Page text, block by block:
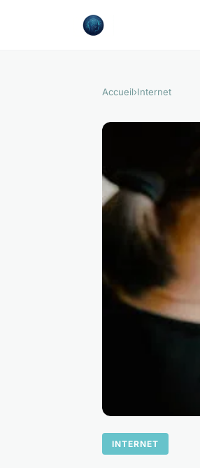
Accueil›Internet
INTERNET